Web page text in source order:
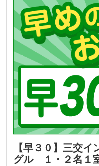
【早３０】三交
グル １・２名１